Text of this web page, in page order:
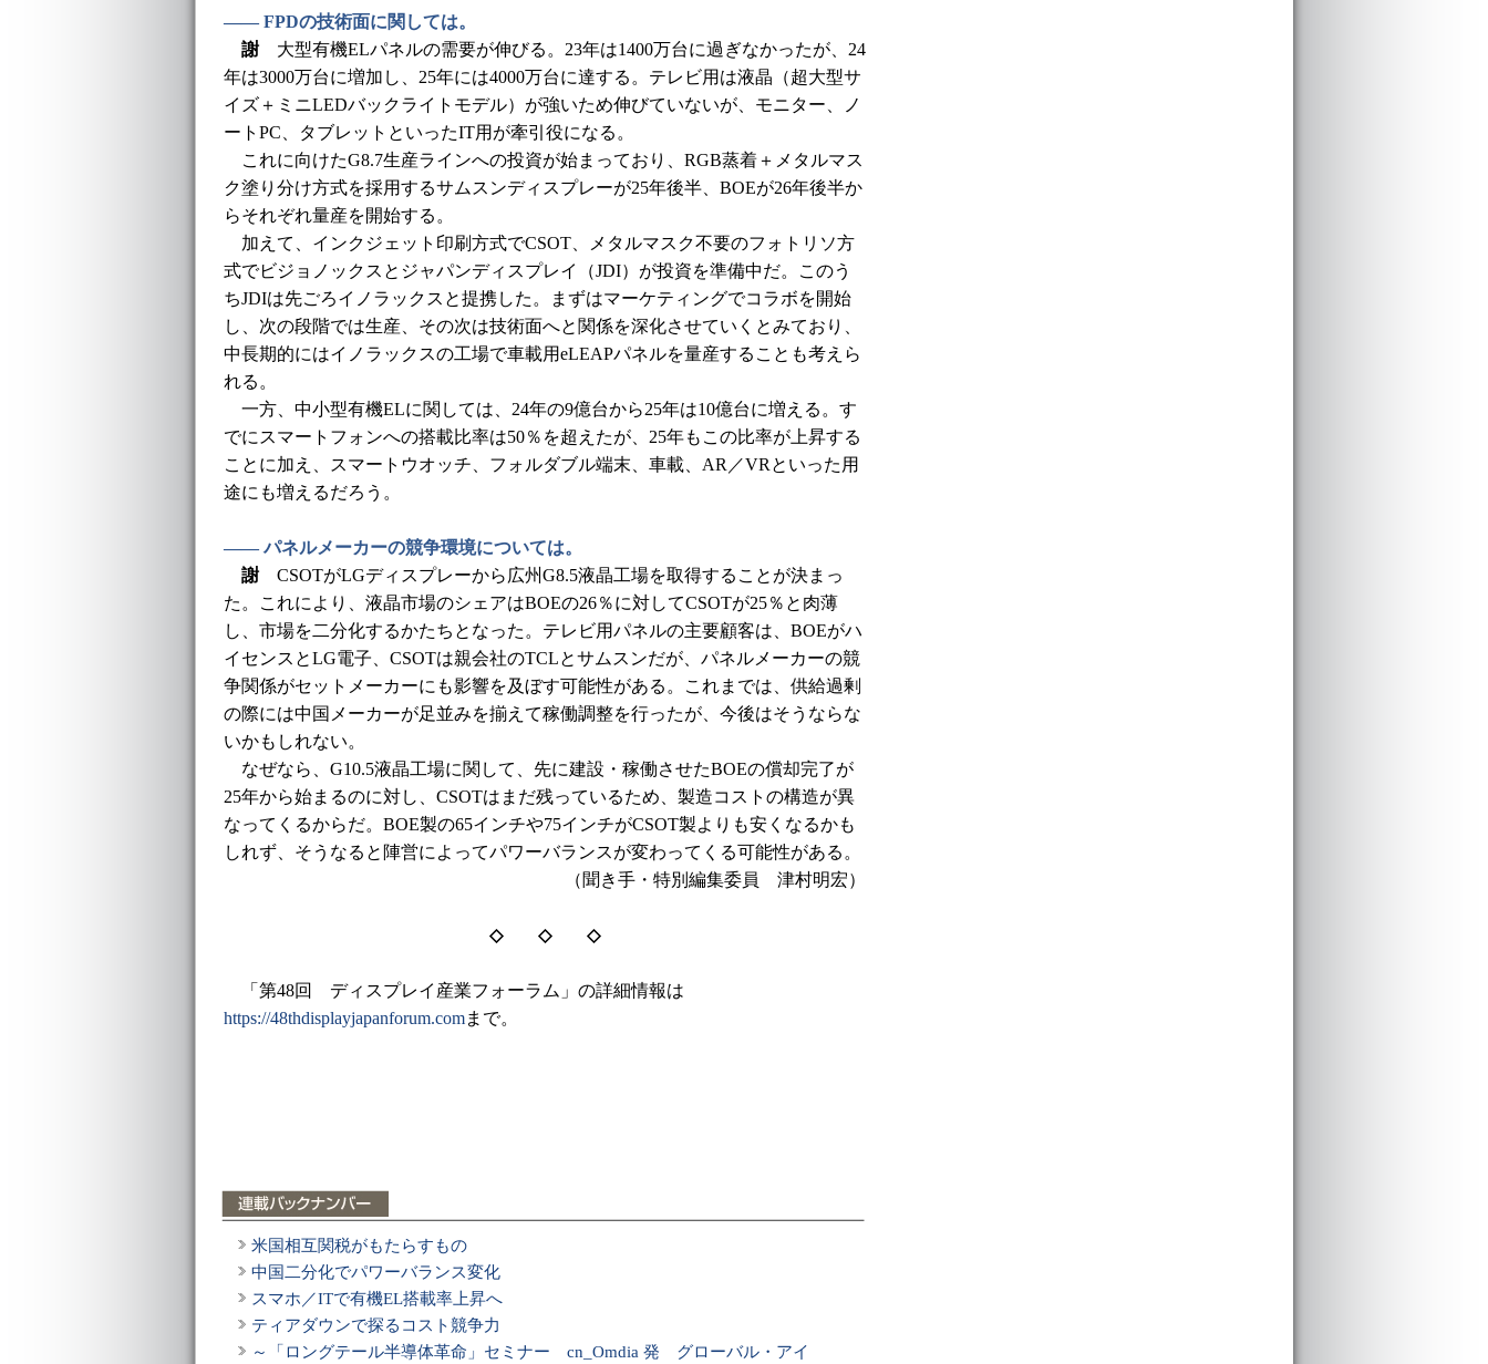
―― FPDの技術面に関しては。
謝大型有機ELパネルの需要が伸びる。23年は1400万台に過ぎなかったが、24
年は3000万台に増加し、25年には4000万台に達する。テレビ用は液晶（超大型サ
イズ＋ミニLEDバックライトモデル）が強いため伸びていないが、モニター、ノ
ートPC、タブレットといったIT用が牽引役になる。
これに向けたG8.7生産ラインへの投資が始まっており、RGB蒸着＋メタルマス
ク塗り分け方式を採用するサムスンディスプレーが25年後半、BOEが26年後半か
らそれぞれ量産を開始する。
加えて、インクジェット印刷方式でCSOT、メタルマスク不要のフォトリソ方
式でビジョノックスとジャパンディスプレイ（JDI）が投資を準備中だ。このう
ちJDIは先ごろイノラックスと提携した。まずはマーケティングでコラボを開始
し、次の段階では生産、その次は技術面へと関係を深化させていくとみており、
中長期的にはイノラックスの工場で車載用eLEAPパネルを量産することも考えら
れる。
一方、中小型有機ELに関しては、24年の9億台から25年は10億台に増える。す
でにスマートフォンへの搭載比率は50％を超えたが、25年もこの比率が上昇する
ことに加え、スマートウオッチ、フォルダブル端末、車載、AR／VRといった用
途にも増えるだろう。
―― パネルメーカーの競争環境については。
謝CSOTがLGディスプレーから広州G8.5液晶工場を取得することが決まっ
た。これにより、液晶市場のシェアはBOEの26％に対してCSOTが25％と肉薄
し、市場を二分化するかたちとなった。テレビ用パネルの主要顧客は、BOEがハ
イセンスとLG電子、CSOTは親会社のTCLとサムスンだが、パネルメーカーの競
争関係がセットメーカーにも影響を及ぼす可能性がある。これまでは、供給過剰
の際には中国メーカーが足並みを揃えて稼働調整を行ったが、今後はそうならな
いかもしれない。
なぜなら、G10.5液晶工場に関して、先に建設・稼働させたBOEの償却完了が
25年から始まるのに対し、CSOTはまだ残っているため、製造コストの構造が異
なってくるからだ。BOE製の65インチや75インチがCSOT製よりも安くなるかも
しれず、そうなると陣営によってパワーバランスが変わってくる可能性がある。
（聞き手・特別編集委員 津村明宏）
◇ ◇ ◇
「第48回 ディスプレイ産業フォーラム」の詳細情報は
https://48thdisplayjapanforum.comまで。
米国相互関税がもたらすもの
中国二分化でパワーバランス変化
スマホ／ITで有機EL搭載率上昇へ
ティアダウンで探るコスト競争力
～「ロングテール半導体革命」セミナー cn_Omdia 発 グローバル・アイ